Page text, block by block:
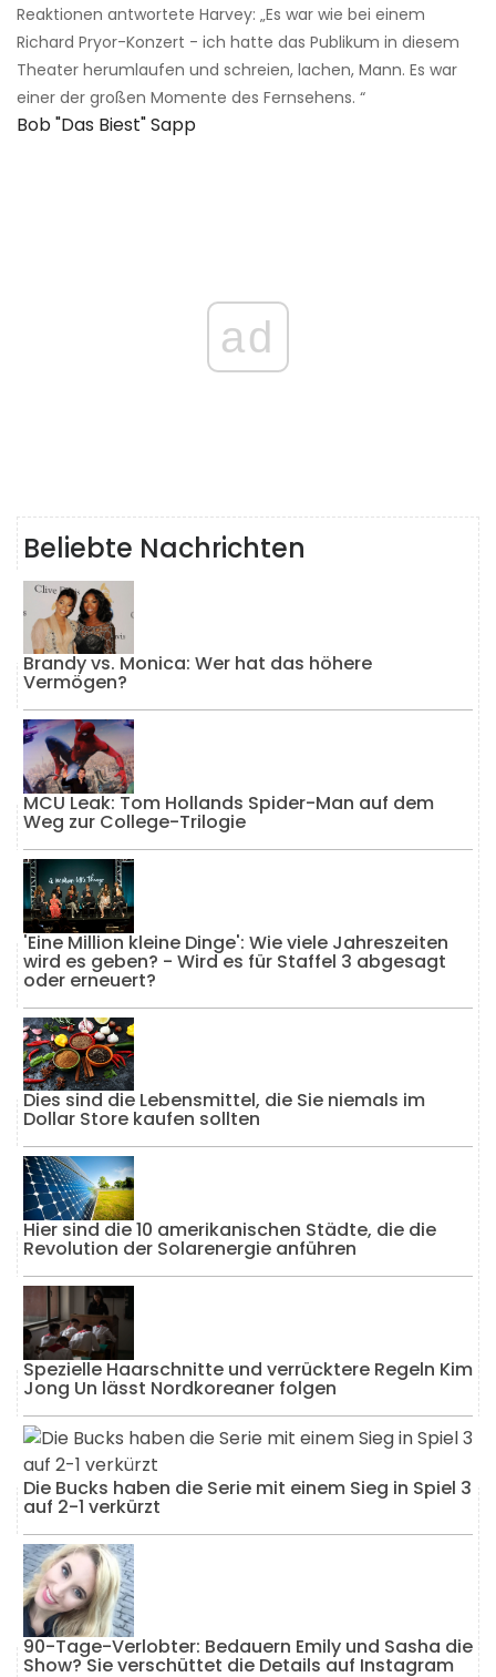
Reaktionen antwortete Harvey: „Es war wie bei einem
Richard Pryor-Konzert - ich hatte das Publikum in diesem
Theater herumlaufen und schreien, lachen, Mann. Es war
einer der großen Momente des Fernsehens. “
Bob "das Biest" Sapp
ad
Beliebte Nachrichten
Brandy vs. Monica: Wer hat das höhere
Vermögen?
MCU Leak: Tom Hollands Spider-Man auf dem
Weg zur College-Trilogie
'Eine Million kleine Dinge': Wie viele Jahreszeiten
wird es geben? - Wird es für Staffel 3 abgesagt
oder erneuert?
Dies sind die Lebensmittel, die Sie niemals im
Dollar Store kaufen sollten
Hier sind die 10 amerikanischen Städte, die die
Revolution der Solarenergie anführen
Spezielle Haarschnitte und verrücktere Regeln Kim
Jong Un lässt Nordkoreaner folgen
Die Bucks haben die Serie mit einem Sieg in Spiel 3
auf 2-1 verkürzt
90-Tage-Verlobter: Bedauern Emily und Sasha die
Show? Sie verschüttet die Details auf Instagram